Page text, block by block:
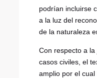
podrían incluirse
a la luz del
de la naturaleza
Con respecto a
casos civiles, el
amplio por el